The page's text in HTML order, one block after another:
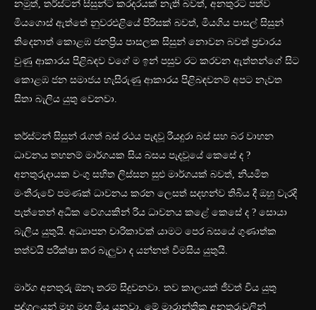
නමුත්, තර්ස්ටන් සිසුන්ට කරදරයක් නැති බවත්, අනතුරට පත්ව
මියගොස් ඇත්තේ නුවරඑළියේ පිරිසක් බවත්, මියගිය පාසල් සිසුන්
තිදෙනාත් කොළඹ ජනප්‍රිය පාසලක සිසුන් නොවන බවත් ප්‍රචාරය
වුණු ආකාරය පිළිබඳව වගේ ම ඉන් පසුව රට කරවන ඇත්තන්ගේ සිට
කොළඹ ජන සමාජය හැසිරුණු ආකාරය පිළිබඳවනම් අපට නැවත
සිතා බැලිය යුතු වෙනවා.
තර්ස්ටන් සිසුන් රැගත් බස් රථය පැදවූ රියදුරා බස් සහ බර වාහන
ධාවනය තහනම් මාර්ගයක සිය බසය පැදවූයේ කෙසේ ද ?
අනතුරුදායක වංගු සහිත ලිස්සන සුළු මාර්ගයක් බවත්, නියමිත
මංතීරුවේ පමණක් ධාවනය කරන ලෙසත් සදහන්ව තිබිය දී ඔහු වැරදි
පැත්තෙන් අධික වේගයකින් රිය ධාවනය කළේ කෙසේ ද ? සොයා
බැලිය යුතුයි. අධ්‍යාපන චාරිකාවක් යාමට පෙර බසයේ ගුණාත්ක
තත්වයි පරීක්ෂා කර බැලුවා ද යන්නත් විමසිය යුතුයි.
මාර්ග අනතුරු ඕනෑ තරම් සිදුවනවා. තව කාලයක් ජීවත් විය යුතු
පුද්ගලයන් මහ මඟ මිය යනවා. මේ මාරාන්තික අනතුරුවලින්